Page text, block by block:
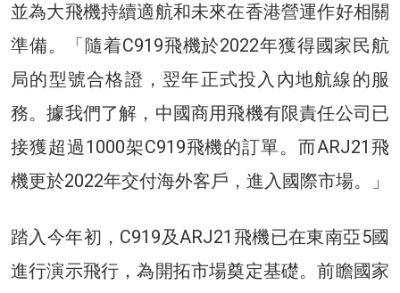
並為大飛機持續適航和未來在香港營運作好相關
準備。「隨着C919飛機於2022年獲得國家民航
局的型號合格證，翌年正式投入內地航線的服
務。據我們了解，中國商用飛機有限責任公司已
接獲超過1000架C919飛機的訂單。而ARJ21飛
機更於2022年交付海外客戶，進入國際市場。」
踏入今年初，C919及ARJ21飛機已在東南亞5國
進行演示飛行，為開拓市場奠定基礎。前瞻國家